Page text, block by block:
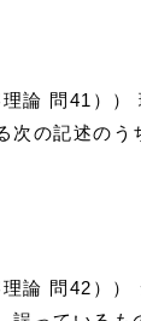
理論 問41））
次の記述のう
理論 問42））